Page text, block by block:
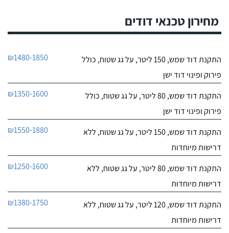
מחירון טכנאי דודים
התקנת דוד שמש, 150 ליטר, על גג שטוח, כולל
פירוק ופינוי דוד ישן
₪1480-1850
התקנת דוד שמש, 80 ליטר, על גג שטוח, כולל
פירוק ופינוי דוד ישן
₪1350-1600
התקנת דוד שמש, 150 ליטר, על גג שטוח, ללא
דרישות מיוחדות
₪1550-1880
התקנת דוד שמש, 80 ליטר, על גג שטוח, ללא
דרישות מיוחדות
₪1250-1600
התקנת דוד שמש, 120 ליטר, על גג שטוח, ללא
דרישות מיוחדות
₪1380-1750